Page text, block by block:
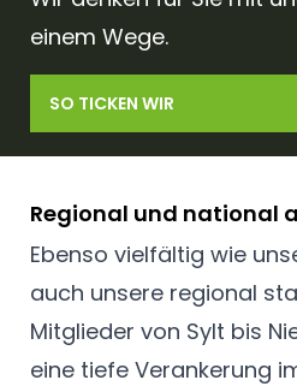
einem Wege.
SO TICKEN WIR
Regional und national
Ebenso vielfältig wie
auch unsere regional
Mitglieder von Sylt bis
eine tiefe Verankerung